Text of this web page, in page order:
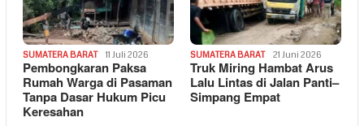
SUMATERA BARAT 11 Juli 2026
Pembongkaran Paksa
Rumah Warga di Pasaman
Tanpa Dasar Hukum Picu
Keresahan
SUMATERA BARAT 21 Juni 2026
Truk Miring Hambat Arus
Lalu Lintas di Jalan Panti–
Simpang Empat